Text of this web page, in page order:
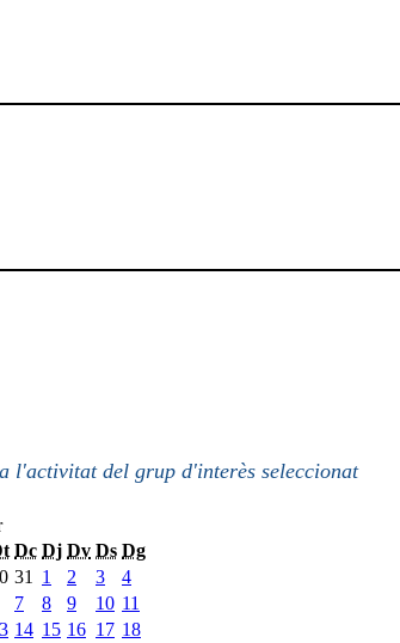
l'activitat del grup d'interès seleccionat
Dc Dj Dv Ds Dg
31 1 2 3
4
7 8 9 10 11
14 15 16 17 18